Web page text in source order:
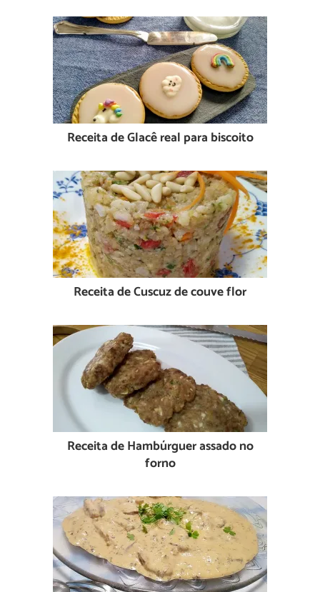
Receita de Glacê real para biscoito
Receita de Cuscuz de couve flor
Receita de Hambúrguer assado no
forno